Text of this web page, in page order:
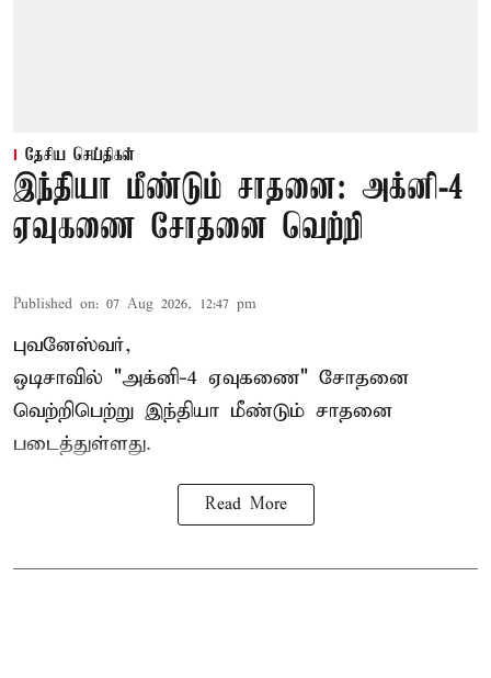
தேசிய செய்திகள்
இந்தியா மீண்டும் சாதனை: அக்னி-4
ஏவுகணை சோதனை வெற்றி
Published on: 07 Aug 2026, 12:47 pm
புவனேஸ்வர்,
ஒடிசாவில் "அக்னி-4 ஏவுகணை" சோதனை
வெற்றிபெற்று இந்தியா மீண்டும் சாதனை
படைத்துள்ளது.
Read More